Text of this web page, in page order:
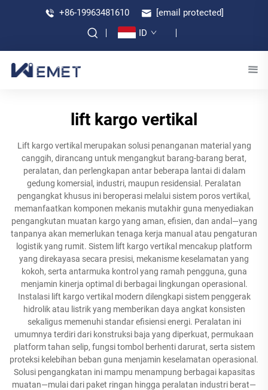
+86-19963481610
[email protected]
ID
lift kargo vertikal
Lift kargo vertikal merupakan solusi penanganan material yang
canggih, dirancang untuk mengangkut barang-barang berat,
peralatan, dan perlengkapan antar beberapa lantai di dalam
gedung komersial, industri, maupun residensial. Peralatan
pengangkat khusus ini beroperasi melalui sistem poros vertikal,
memanfaatkan komponen mekanis mutakhir guna menyediakan
pengangkutan muatan kargo yang aman, efisien, dan andal—yang
tanpanya akan memerlukan tenaga kerja manual atau pengaturan
logistik yang rumit. Sistem lift kargo vertikal mencakup platform
yang direkayasa secara presisi, mekanisme keselamatan yang
kokoh, serta antarmuka kontrol yang ramah pengguna, guna
menjamin kinerja optimal di berbagai lingkungan operasional.
Instalasi lift kargo vertikal modern dilengkapi sistem penggerak
hidrolik atau listrik yang memberikan daya angkat konsisten
sekaligus memenuhi standar efisiensi energi. Peralatan ini
umumnya terdiri dari konstruksi baja yang diperkuat, permukaan
platform tahan selip, fungsi tombol berhenti darurat, serta sistem
proteksi kelebihan beban guna menjamin keselamatan operasional.
Solusi pengangkatan ini mampu menampung berbagai kapasitas
muatan—mulai dari paket ringan hingga peralatan industri berat—